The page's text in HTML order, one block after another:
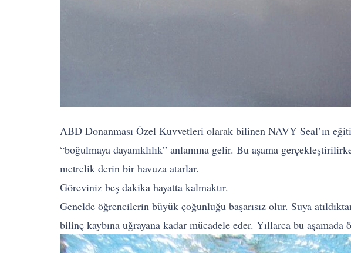
ABD Donanması Özel Kuvvetleri olarak bilinen NAVY Seal’ın
“boğulmaya dayanıklılık” anlamına gelir. Bu aşama
metrelik derin bir havuza atarlar.
Göreviniz beş dakika hayatta kalmaktır.
Genelde öğrencilerin büyük çoğunluğu başarısız olur. Suya
bilinç kaybına uğrayana kadar mücadele eder. Yıllarca bu aşamada